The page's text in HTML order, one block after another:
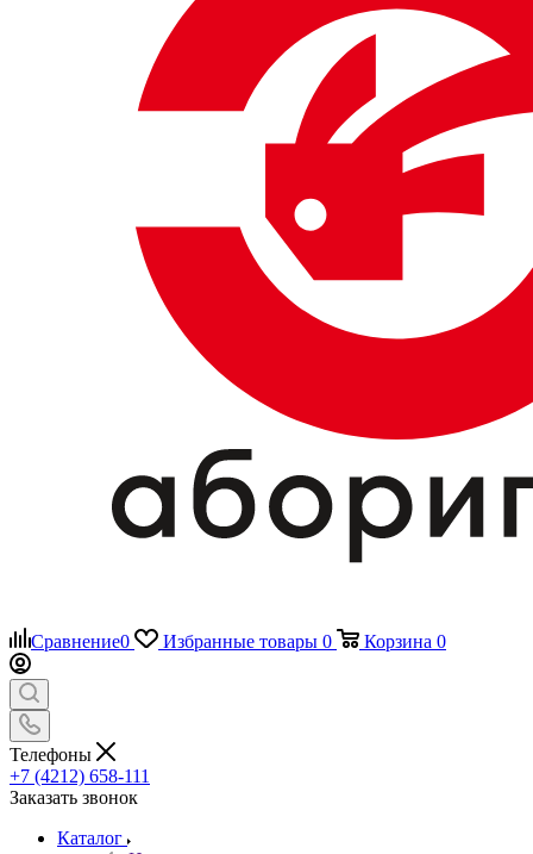
Сравнение0 Избранные товары 0 Корзина 0
Телефоны
+7 (4212) 658-111
Заказать звонок
Каталог